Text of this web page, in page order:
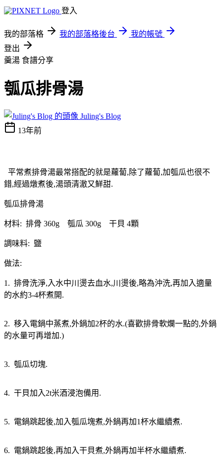
登入
我的部落格 我的部落格後台
我的帳號
登出
羹湯 食譜分享
瓠瓜排骨湯
Juling's Blog
13年前
平常煮排骨湯最常搭配的就是蘿蔔,除了蘿蔔,加瓠瓜也很不
錯,經過燉煮後,湯頭清澈又鮮甜.
瓠瓜排骨湯
材料: 排骨 360g 瓠瓜 300g 干貝 4顆
調味料: 鹽
做法:
1. 排骨洗淨,入水中川燙去血水,川燙後,略為沖洗,再加入適量
的水約3-4杯煮開.
2. 移入電鍋中蒸煮,外鍋加2杯的水.(喜歡排骨軟爛一點的,外鍋
的水量可再增加.)
3. 瓠瓜切塊.
4. 干貝加入2t米酒浸泡備用.
5. 電鍋跳起後,加入瓠瓜塊煮,外鍋再加1杯水繼續煮.
6. 電鍋跳起後,再加入干貝煮,外鍋再加半杯水繼續煮.